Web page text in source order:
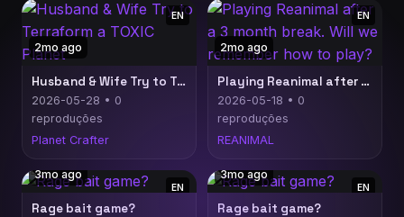
2mo ago
EN
Husband & Wife Try to Terraform a TOXIC Planet
2026-05-28 • 0
reproduções
Planet Crafter
2mo ago
EN
Playing Reanimal after a 3 month break. Will we remember how to play?
2026-05-18 • 0
reproduções
REANIMAL
3mo ago
EN
Rage bait game?
3mo ago
EN
Rage bait game?